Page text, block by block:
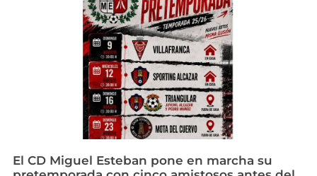
El CD Miguel Esteban pone en marcha su